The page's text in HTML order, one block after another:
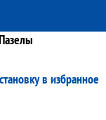
в избранное